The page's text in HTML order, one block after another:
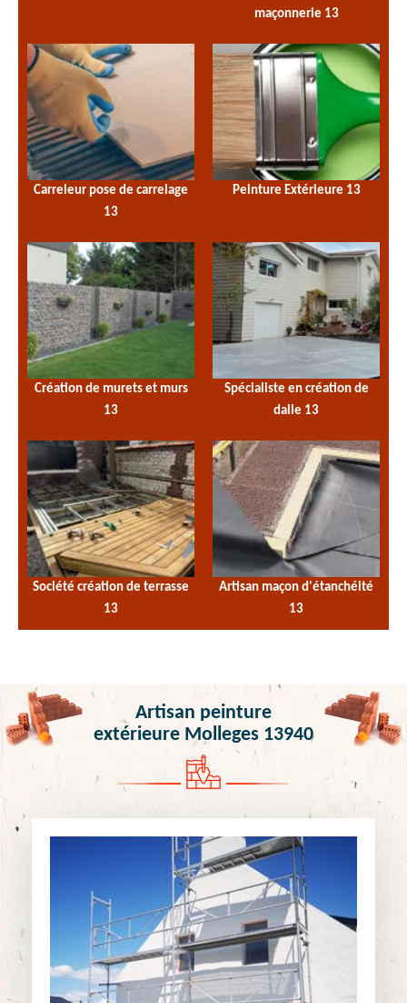
maçonnerie 13
Carreleur pose de carrelage
13
Peinture Extérieure 13
Création de murets et murs
13
Spécialiste en création de
dalle 13
Société création de terrasse
13
Artisan maçon d'étanchéité
13
Artisan peinture
extérieure Molleges 13940